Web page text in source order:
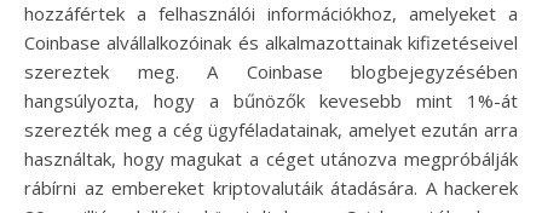
hozzáfértek a felhasználói információkhoz, amelyeket a
Coinbase alvállalkozóinak és alkalmazottainak kifizetéseivel
szereztek meg. A Coinbase blogbejegyzésében
hangsúlyozta, hogy a bűnözők kevesebb mint 1%-át
szerezték meg a cég ügyféladatainak, amelyet ezután arra
használtak, hogy magukat a céget utánozva megpróbálják
rábírni az embereket kriptovalutáik átadására. A hackerek